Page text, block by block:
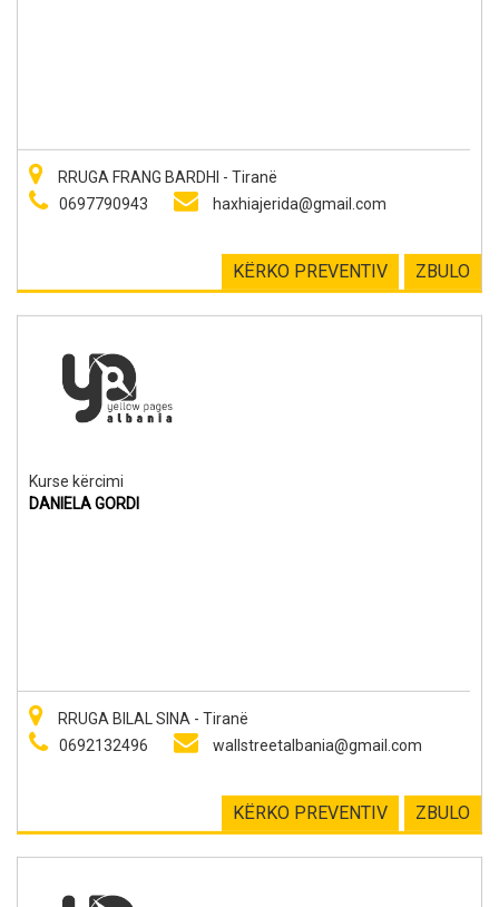
RRUGA FRANG BARDHI - Tiranë
0697790943
haxhiajerida@gmail.com
ZBULO
KËRKO PREVENTIV
Kurse kërcimi
DANIELA GORDI
RRUGA BILAL SINA - Tiranë
0692132496
wallstreetalbania@gmail.com
ZBULO
KËRKO PREVENTIV